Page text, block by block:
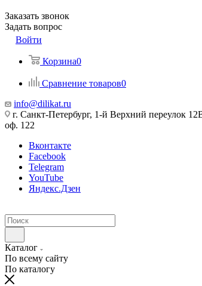
Заказать звонок
Задать вопрос
Войти
Корзина0
Сравнение товаров0
info@dilikat.ru
г. Санкт-Петербург, 1-й Верхний переулок
оф. 122
Вконтакте
Facebook
Telegram
YouTube
Яндекс.Дзен
Каталог
По всему сайту
По каталогу